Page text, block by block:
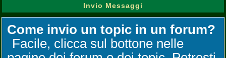
Invio Messaggi
Come invio un topic in un forum?
Facile, clicca sul bottone nelle